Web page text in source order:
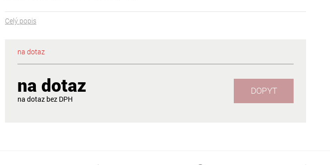
Celý popis
na dotaz
na dotaz
na dotaz
DOPYT